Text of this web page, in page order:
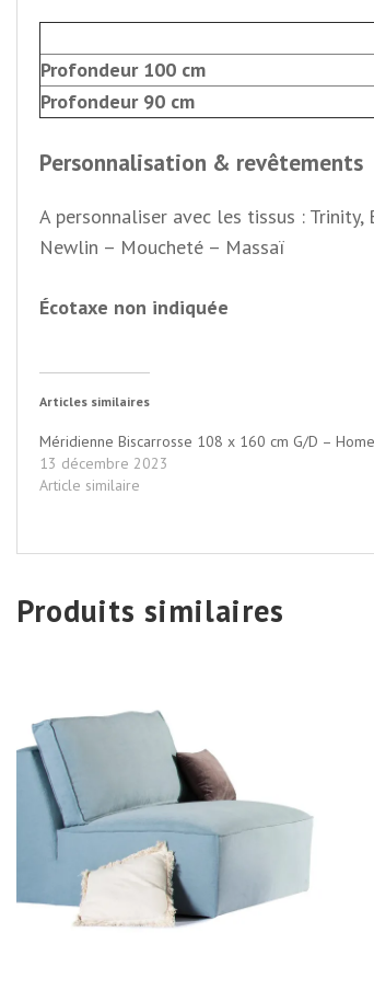
Profondeur 100 cm
Profondeur 90 cm
Personnalisation & revêtements
A personnaliser avec les tissus : Trinity,
Newlin – Moucheté – Massaï
Écotaxe non indiquée
Articles similaires
Méridienne Biscarrosse 108 x 160 cm G/D –
13 décembre 2023
Article similaire
Produits similaires